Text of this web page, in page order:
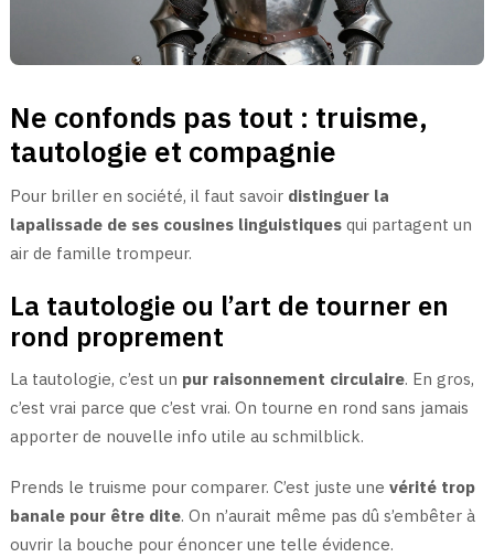
Ne confonds pas tout : truisme,
tautologie et compagnie
Pour briller en société, il faut savoir distinguer la
lapalissade de ses cousines linguistiquesqui partagent un
air de famille trompeur.
La tautologie ou l’art de tourner en
rond proprement
La tautologie, c’est un pur raisonnement circulaire. En gros,
c’est vrai parce que c’est vrai. On tourne en rond sans jamais
apporter de nouvelle info utile au schmilblick.
Prends le truisme pour comparer. C’est juste une vérité trop
banale pour être dite. On n’aurait même pas dû s’embêter à
ouvrir la bouche pour énoncer une telle évidence.